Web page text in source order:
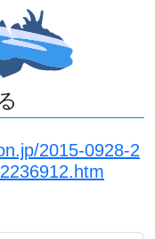
2015-0928-2